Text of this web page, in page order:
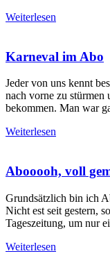
Weiterlesen
Karneval im Abo
Jeder von uns kennt
nach vorne zu stürmen
bekommen. Man war
Weiterlesen
Abooooh, voll
Grundsätzlich bin ich
Nicht est seit gestern,
Tageszeitung, um nur
Weiterlesen